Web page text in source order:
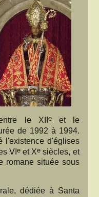
le XII eet le
de 1992 à 1994.
l'existence d'églises
VI e et Xe siècles, et
romane située sous
dédiée à Santa